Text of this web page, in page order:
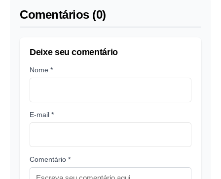
Comentários (0)
Deixe seu comentário
Nome *
E-mail *
Comentário *